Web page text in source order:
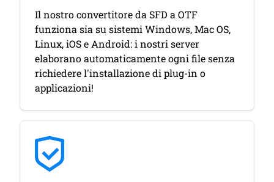
Il nostro convertitore da SFD a OTF
funziona sia su sistemi Windows, Mac OS,
Linux, iOS e Android: i nostri server
elaborano automaticamente ogni file senza
richiedere l'installazione di plug-in o
applicazioni!